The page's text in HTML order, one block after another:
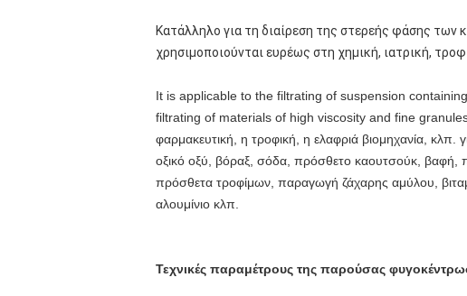
Κατάλληλο για τη διαίρεση της στερεής φάσης των
χρησιμοποιούνται ευρέως στη χημική, ιατρική,
It is applicable to the filtrating of suspension
filtrating of materials of high viscosity and fine granules
φαρμακευτική, η τροφική, η ελαφριά βιομηχανία, κλπ.
οξικό οξύ, βόραξ, σόδα, πρόσθετο καουτσούκ, βαφή,
πρόσθετα τροφίμων, παραγωγή ζάχαρης αμύλου,
αλουμίνιο κλπ.
Τεχνικές παραμέτρους της παρούσας